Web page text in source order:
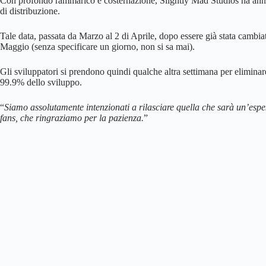
di distribuzione.
Tale data, passata da Marzo al 2 di Aprile, dopo essere già stata
Maggio (senza specificare un giorno, non si sa mai).
Gli sviluppatori si prendono quindi qualche altra settimana per
99.9% dello sviluppo.
“Siamo assolutamente intenzionati a rilasciare quella che sarà
fans, che ringraziamo per la pazienza.”